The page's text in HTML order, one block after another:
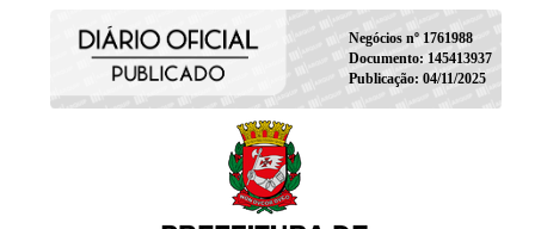
Negócios nº 1761988
Documento: 145413937
Publicação: 04/11/2025